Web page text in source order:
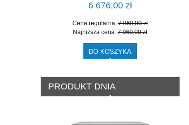
6 676,00 zł
Cena regularna: 7 960,00 zł
Najniższa cena: 7 960,00 zł
DO KOSZYKA
PRODUKT DNIA